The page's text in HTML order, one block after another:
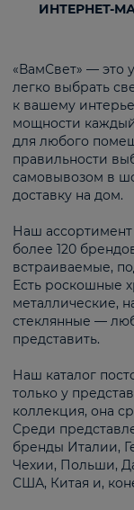
ИНТЕРНЕТ-
«ВамСвет» — это
легко выбрать
к вашему
мощности
для любого
правильности
самовывозом в
доставку на дом.
Наш
более 120
встраиваемые,
Есть роскошные
металлические,
стеклянные —
представить.
Наш каталог
только у
коллекция, она
Среди
бренды Италии,
Чехии, Польши,
США, Китая и,